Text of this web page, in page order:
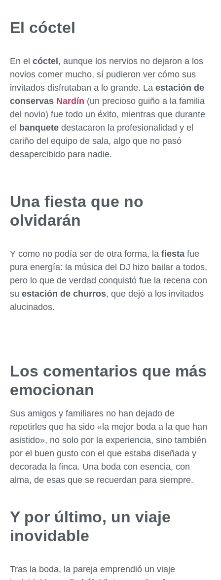
El cóctel
En el cóctel, aunque los nervios no dejaron a los
novios comer mucho, sí pudieron ver cómo sus
invitados disfrutaban a lo grande. La estación de
conservas Nardín (un precioso guiño a la familia
del novio) fue todo un éxito, mientras que durante
el banquete destacaron la profesionalidad y el
cariño del equipo de sala, algo que no pasó
desapercibido para nadie.
Una fiesta que no
olvidarán
Y como no podía ser de otra forma, la fiesta fue
pura energía: la música del DJ hizo bailar a todos,
pero lo que de verdad conquistó fue la recena con
su estación de churros, que dejó a los invitados
alucinados.
Los comentarios que más
emocionan
Sus amigos y familiares no han dejado de
repetirles que ha sido «la mejor boda a la que han
asistido», no solo por la experiencia, sino también
por el buen gusto con el que estaba diseñada y
decorada la finca. Una boda con esencia, con
alma, de esas que se recuerdan para siempre.
Y por último, un viaje
inovidable
Tras la boda, la pareja emprendió un viaje